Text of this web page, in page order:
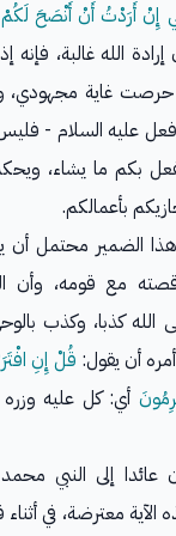
إِنْ أَرَدْتُ أَنْ أَنْصَحَ لَكُمْ
الله غالبة، فإنه
حرصت غاية
عليه السلام -
بكم ما يشاء،
بأعمالكم.
الضمير محتمل أن
مع قومه، وأن
الله كذبا، وكذب
أن يقول: قُلْ إِنِ
أي: كل عليه وزره
إلى النبي
معترضة، في